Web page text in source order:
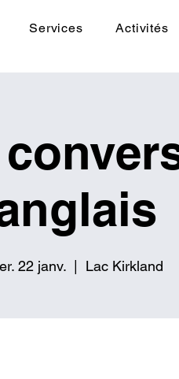
Services Activités
22 janv. Lac Kirkland